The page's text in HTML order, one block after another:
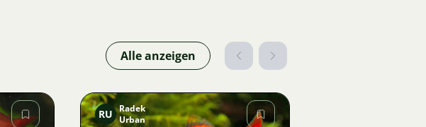
Alle anzeigen
RU Radek
Urban